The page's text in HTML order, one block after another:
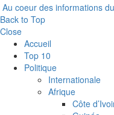
Au coeur des informations
Back to Top
Close
Accueil
Top 10
Politique
Internationale
Afrique
Côte